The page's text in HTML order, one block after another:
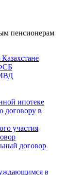
пенсионерам
ипотеке
договору в
участия
договор
в